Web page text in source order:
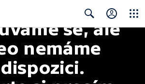
Search
se, ale
nemáme
dispozici.